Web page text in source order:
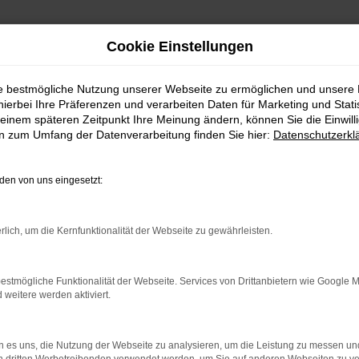
zu Ihnen und Passau
oder einen anderen Ort. Der Hersteller versteht
von Ford Neuwagen überzeugt und bieten
traditionsreiches Autohaus mit viel Kompetenz und
Mehrmarkenbetrieb können wir die Vorteile der Ford
Sprechen Sie uns an.
Cookie Einstellungen
bestmögliche Nutzung unserer Webseite zu ermöglichen und unsere
Ihre Präferenzen und verarbeiten Daten für Marketing und
späteren Zeitpunkt Ihre Meinung ändern, können Sie die
zum Umfang der Datenverarbeitung finden Sie hier:
von uns eingesetzt:
um die Kernfunktionalität der Webseite zu gewährleisten.
Funktionalität der Webseite. Services von Drittanbietern wie Google
weitere werden aktiviert.
es uns, die Nutzung der Webseite zu analysieren, um die Leistung zu messen